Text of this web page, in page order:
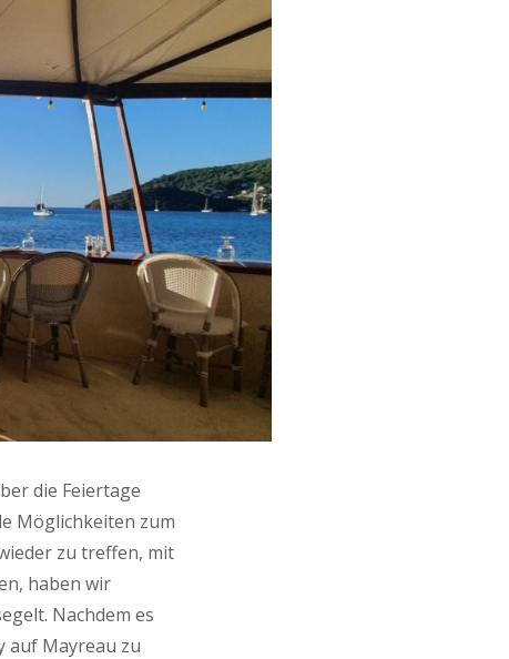
die Feiertage
Möglichkeiten zum
zu treffen, mit
haben wir
Nachdem es
auf Mayreau zu